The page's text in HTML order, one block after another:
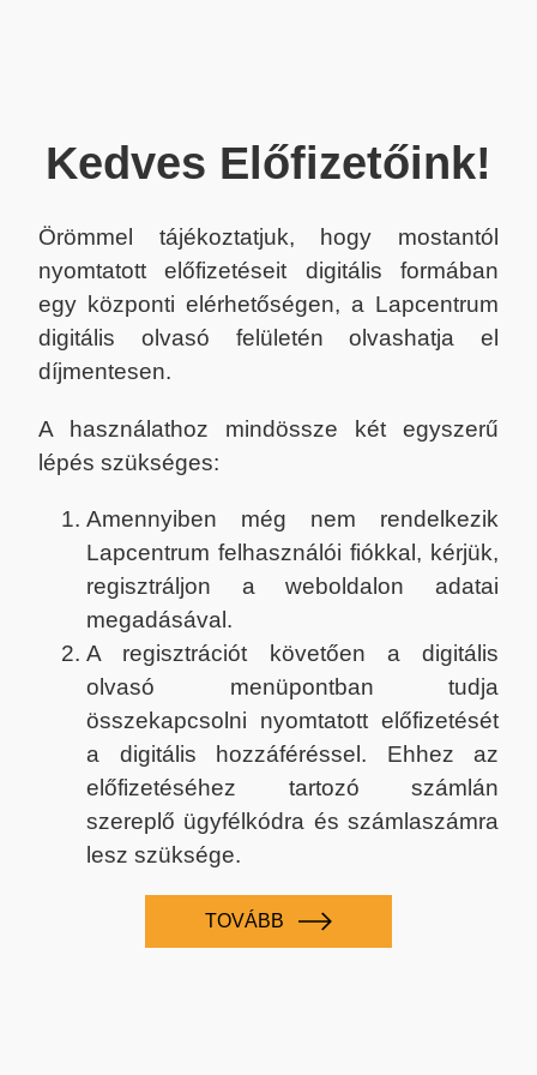
Kedves Előfizetőink!
Örömmel tájékoztatjuk, hogy mostantól
nyomtatott előfizetéseit digitális formában
egy központi elérhetőségen, a Lapcentrum
digitális olvasó felületén olvashatja el
díjmentesen.
A használathoz mindössze két egyszerű
lépés szükséges:
Amennyiben még nem rendelkezik
Lapcentrum felhasználói fiókkal, kérjük,
regisztráljon a weboldalon adatai
megadásával.
A regisztrációt követően a digitális
olvasó menüpontban tudja
összekapcsolni nyomtatott előfizetését
a digitális hozzáféréssel. Ehhez az
előfizetéséhez tartozó számlán
szereplő ügyfélkódra és számlaszámra
lesz szüksége.
TOVÁBB